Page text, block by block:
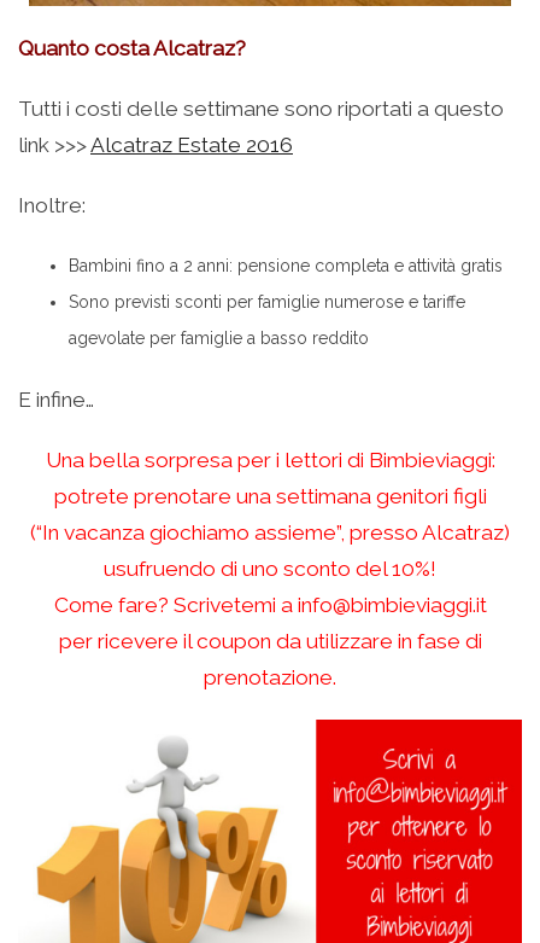
Quanto costa Alcatraz?
Tutti i costi delle settimane sono riportati a questo
link >>>Alcatraz Estate 2016
Inoltre:
Bambini fino a 2 anni: pensione completa e attività gratis
Sono previsti sconti per famiglie numerose e tariffe
agevolate per famiglie a basso reddito
E infine…
Una bella sorpresa per i lettori di Bimbieviaggi:
potrete prenotare una settimana genitori figli
(“In vacanza giochiamo assieme”, presso Alcatraz)
usufruendo di uno sconto del 10%!
Come fare? Scrivetemi a info@bimbieviaggi.it
per ricevere il coupon da utilizzare in fase di
prenotazione.